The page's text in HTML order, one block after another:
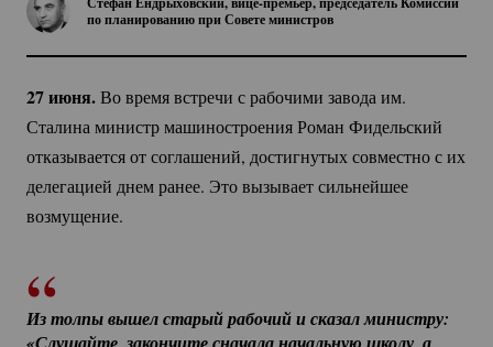
по планированию при Совете министров
27 июня.Во время встречи с рабочими завода им.
Сталина министр машиностроения Роман Фидельский
отказывается от соглашений, достигнутых совместно с их
делегацией днем ранее. Это вызывает сильнейшее
возмущение.
Из толпы вышел старый рабочий и сказал министру: